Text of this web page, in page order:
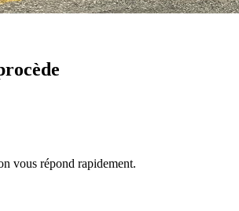
vous répond rapidement.